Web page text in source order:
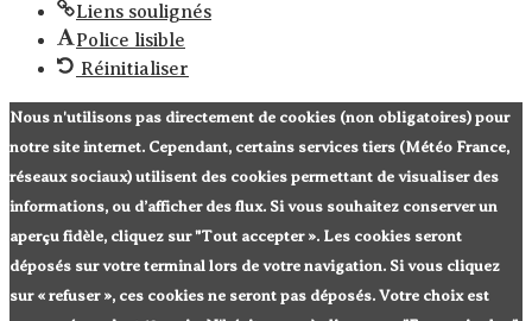
Liens soulignés
Police lisible
Réinitialiser
Nous n'utilisons pas directement de cookies (non obligatoires) pour
notre site internet. Cependant, certains services tiers (Météo France,
réseaux sociaux) utilisent des cookies permettant de visualiser des
informations, ou d’afficher des flux. Si vous souhaitez conserver un
aperçu fidèle, cliquez sur "Tout accepter ». Les cookies seront
déposés sur votre terminal lors de votre navigation. Si vous cliquez
sur « refuser », ces cookies ne seront pas déposés. Votre choix est